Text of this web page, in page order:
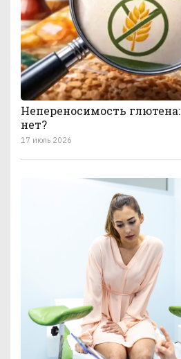
Непереносимость
нет?
17 июль 2026